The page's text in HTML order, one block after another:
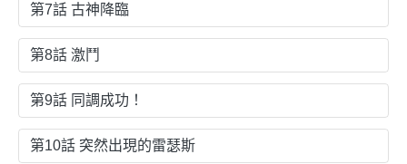
第7話 古神降臨
第8話 激鬥
第9話 同調成功！
第10話 突然出現的雷瑟斯